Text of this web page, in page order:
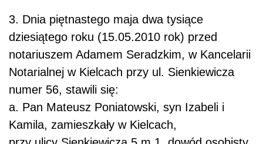
3. Dnia piętnastego maja dwa tysiące
dziesiątego roku (15.05.2010 rok) przed
notariuszem Adamem Seradzkim, w Kancelarii
Notarialnej w Kielcach przy ul. Sienkiewicza
numer 56, stawili się:
a. Pan Mateusz Poniatowski, syn Izabeli i
Kamila, zamieszkały w Kielcach,